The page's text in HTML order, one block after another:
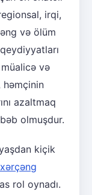
irqi,
və ölüm
və
həmçinin
azaltmaq
olmuşdur.
kiçik
rol oynadı.